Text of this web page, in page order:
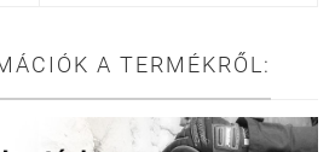
A TERMÉKRŐL: